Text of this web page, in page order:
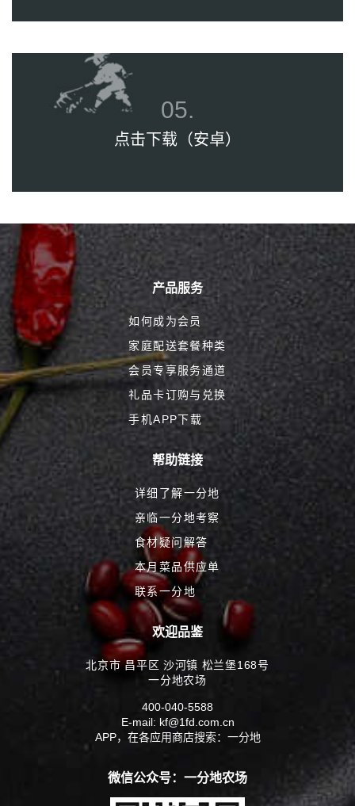
点击下载（安卓）
产品服务
如何成为会员
家庭配送套餐种类
会员专享服务通道
礼品卡订购与兑换
手机APP下载
帮助链接
详细了解一分地
亲临一分地考察
食材疑问解答
本月菜品供应单
联系一分地
欢迎品鉴
北京市 昌平区 沙河镇 松兰堡168号
一分地农场
400-040-5588
E-mail: kf@1fd.com.cn
APP，在各应用商店搜索：一分地
微信公众号：一分地农场